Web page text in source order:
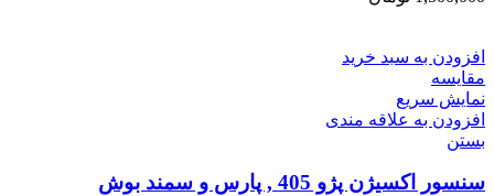
افزودن به سبد خرید
مقایسه
نمایش سریع
افزودن به علاقه مندی
بستن
سنسور اکسیژن پژو 405 , پارس و سمند بوش